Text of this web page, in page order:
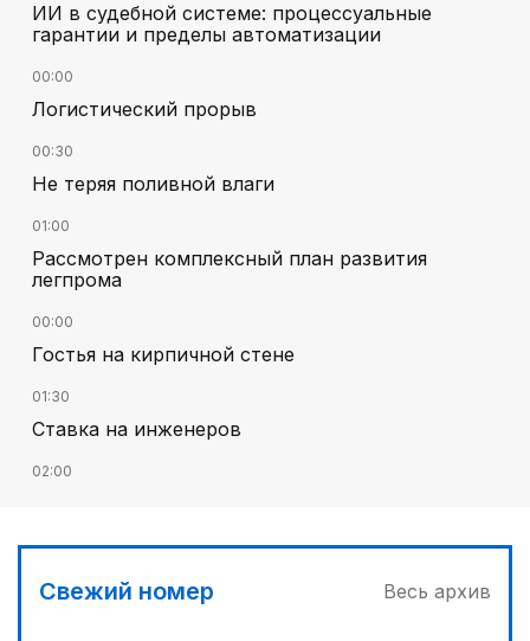
ИИ в судебной системе: процессуальные
гарантии и пределы автоматизации
00:00
Логистический прорыв
00:30
Не теряя поливной влаги
01:00
Рассмотрен комплексный план развития
легпрома
00:00
Гостья на кирпичной стене
01:30
Ставка на инженеров
02:00
02:30
Программа модернизации – в действии
Свежий номер Весь архив